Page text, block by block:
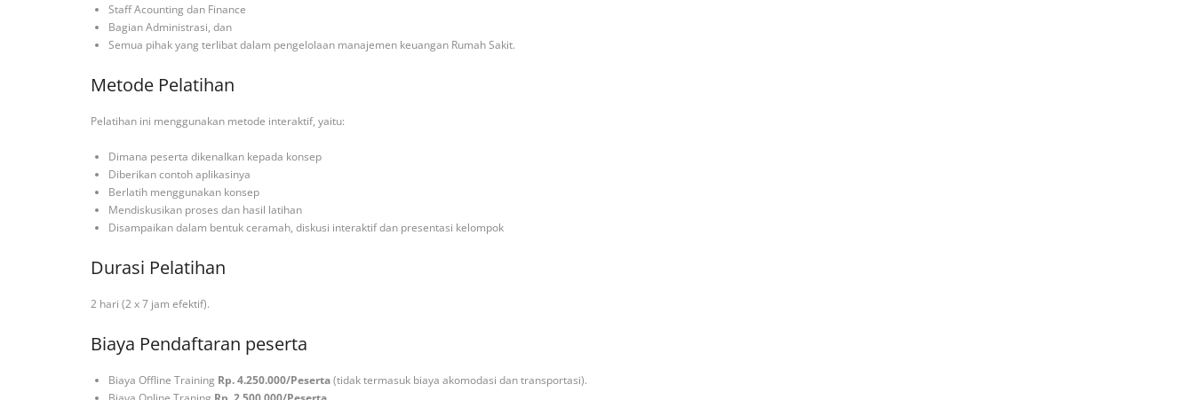
Staff Acounting dan Finance
Bagian Administrasi, dan
Semua pihak yang terlibat dalam pengelolaan manajemen keuangan Rumah Sakit.
Metode Pelatihan
Pelatihan ini menggunakan metode interaktif, yaitu:
Dimana peserta dikenalkan kepada konsep
Diberikan contoh aplikasinya
Berlatih menggunakan konsep
Mendiskusikan proses dan hasil latihan
Disampaikan dalam bentuk ceramah, diskusi interaktif dan presentasi kelompok
Durasi Pelatihan
2 hari (2 x 7 jam efektif).
Biaya Pendaftaran peserta
Biaya Offline Training Rp. 4.250.000/Peserta(tidak termasuk biaya akomodasi dan transportasi).